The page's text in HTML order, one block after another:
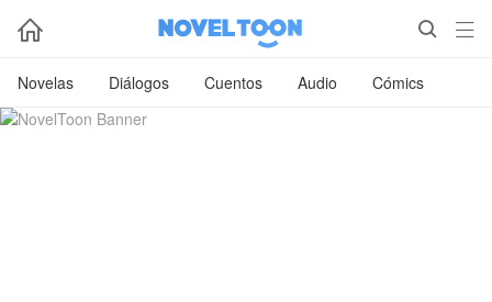
  
Novelas Diálogos Cuentos Audio Cómics